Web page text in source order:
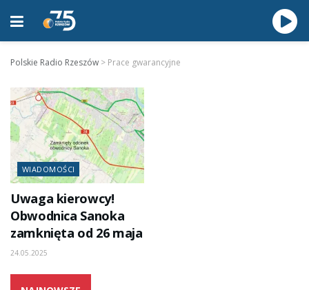
Polskie Radio Rzeszów > Prace gwarancyjne
WIADOMOŚCI
Uwaga kierowcy!
Obwodnica Sanoka
zamknięta od 26 maja
24.05.2025